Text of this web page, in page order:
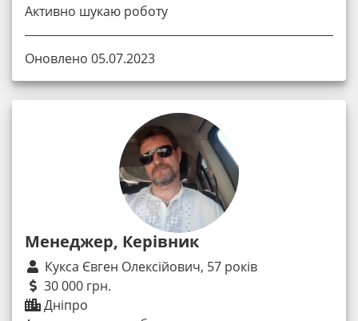
Активно шукаю роботу
Оновлено 05.07.2023
Менеджер, Керівник
Кукса Євген Олексійович, 57 років
30 000 грн.
Дніпро